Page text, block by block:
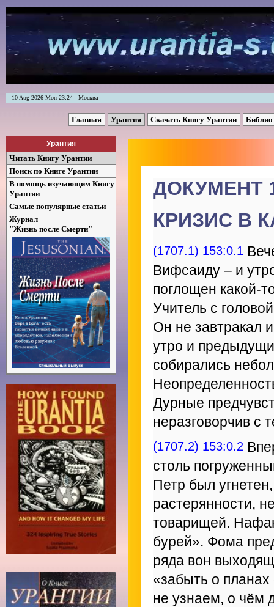
10 Aug 2026 Mon 23:24 - Москва
Главная Урантия Скачать Книгу Урантии
Урантия
Читать Книгу Урантии
Поиск по Книге Урантии
В помощь изучающим Книгу
Урантии
Самые популярные статьи
Журнал
"Жизнь после Смерти"
ДОКУМЕНТ
КРИЗИС В
(1707.1) 153:0.1
Вифсаиду – и
поглощен какой-
Учитель с
Он не завтракал
утро и
собирались
Дурные
неразговорчив с
(1707.2) 153:0.2
столь
Петр был
растерянности,
товарищей.
бурей». Фома
ряда вон
«забыть о
не узнаем, о чём